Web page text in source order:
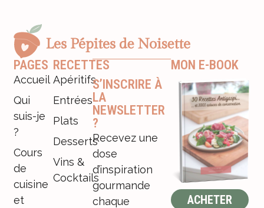
PAGES
Accueil
Qui
suis-je
?
Cours
de
cuisine
et
RECETTES
Apéritifs
Entrées
Plats
Desserts
Vins &
Cocktails
S’INSCRIRE À
LA
NEWSLETTER
?
Recevez une
dose
d’inspiration
gourmande
chaque
MON E-BOOK
ACHETER